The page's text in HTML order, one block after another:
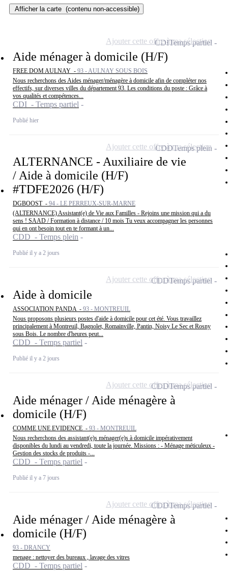
Afficher la carte (contenu non-accessible)
Aide ménager à domicile (H/F)
FREE DOM AULNAY - 93 - AULNAY SOUS BOIS
Nous recherchons des Aides ménager/ménagère à domicile afin de compléter nos
effectifs, sur diverses villes du département 93. Les conditions du poste : Grâce à
vos qualités et compétences...
CDI - Temps partiel
Publié hier
CDITemps partiel
Ajouter cette offre à ma sélection
ALTERNANCE - Auxiliaire de vie
/ Aide à domicile (H/F)
#TDFE2026 (H/F)
DGBOOST - 94 - LE PERREUX-SUR-MARNE
(ALTERNANCE) Assistant(e) de Vie aux Familles - Rejoins une mission qui a du
sens ! SAAD / Formation à distance / 10 mois Tu veux accompagner les personnes
qui en ont besoin tout en te formant à un...
CDD - Temps plein
Publié il y a 2 jours
CDDTemps plein
Ajouter cette offre à ma sélection
Aide à domicile
ASSOCIATION PANDA - 93 - MONTREUIL
Nous proposons plusieurs postes d'aide à domicile pour cet été. Vous travaillez
principalement à Montreuil, Bagnolet, Romainville, Pantin, Noisy Le Sec et Rosny
sous Bois. Le nombre d'heures peut...
CDD - Temps partiel
Publié il y a 2 jours
CDDTemps partiel
Ajouter cette offre à ma sélection
Aide ménager / Aide ménagère à
domicile (H/F)
COMME UNE EVIDENCE - 93 - MONTREUIL
Nous recherchons des assistant(e)s ménager(e)s à domicile impérativement
disponibles du lundi au vendredi, toute la journée. Missions : - Ménage méticuleux -
Gestion des stocks de produits -...
CDD - Temps partiel
Publié il y a 7 jours
CDDTemps partiel
Ajouter cette offre à ma sélection
Aide ménager / Aide ménagère à
domicile (H/F)
93 - DRANCY
menage : nettoyer des bureaux , lavage des vitres
CDD - Temps partiel
CDDTemps partiel
Ajouter cette offre à ma sélection